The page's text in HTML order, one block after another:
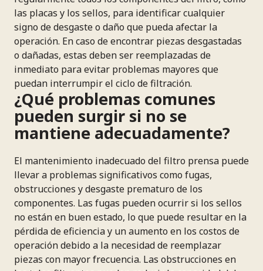
las placas y los sellos, para identificar cualquier
signo de desgaste o daño que pueda afectar la
operación. En caso de encontrar piezas desgastadas
o dañadas, estas deben ser reemplazadas de
inmediato para evitar problemas mayores que
puedan interrumpir el ciclo de filtración.
¿Qué problemas comunes
pueden surgir si no se
mantiene adecuadamente?
El mantenimiento inadecuado del filtro prensa puede
llevar a problemas significativos como fugas,
obstrucciones y desgaste prematuro de los
componentes. Las fugas pueden ocurrir si los sellos
no están en buen estado, lo que puede resultar en la
pérdida de eficiencia y un aumento en los costos de
operación debido a la necesidad de reemplazar
piezas con mayor frecuencia. Las obstrucciones en